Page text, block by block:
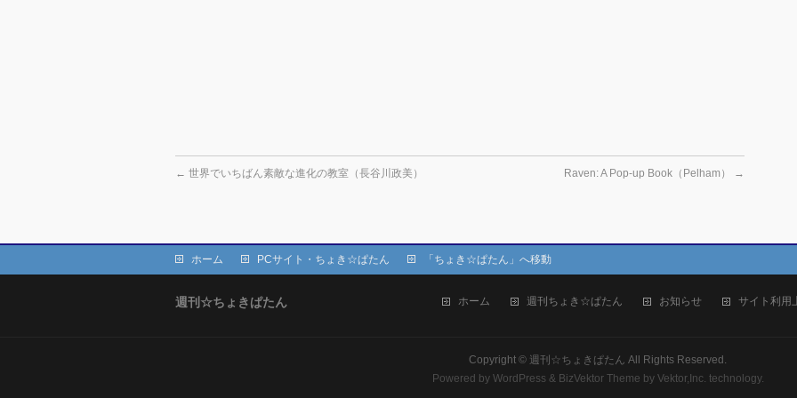
← 世界でいちばん素敵な進化の教室（長谷川政美） Raven: A Pop-up Book（Pelham） →
ホーム PCサイト・ちょき☆ぱたん 「ちょき☆ぱたん」へ移動
週刊☆ちょきぱたん ホーム 週刊ちょき☆ぱたん お知らせ サイト利用
Copyright © 週刊☆ちょきぱたん All Rights Reserved.
Powered by WordPress & BizVektor Theme by Vektor,Inc. technology.